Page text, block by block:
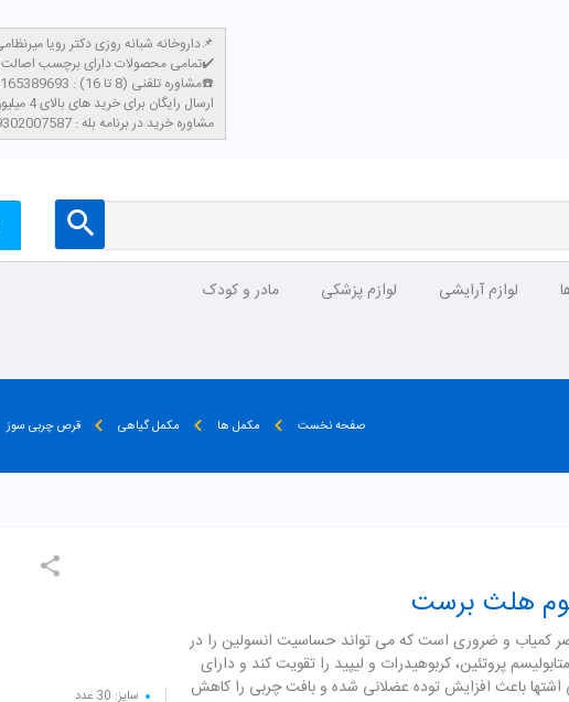
داروخانه شبانه روزی دکتر رویا میرنظامی📌
تمامی محصولات دارای برچسب اصالت کالا و سیب سلامت میباشند✔️
مشاوره تلفنی (8 تا 16) : 02165389693☎️
​ارسال رایگان برای خرید های بالای 4 میلیون تومان با پست پیشتاز
مشاوره خرید در برنامه بله : 09302007587
لوازم آرایشی لوازم پزشکی مادر و کودک
صفحه نخست مکمل ها مکمل گیاهی قرص چربی سوز
سایز: 30 عدد
هلث برست
کمیاب و ضروری است که می تواند حساسیت انسولین را در
پروتئین، کربوهیدرات و لیپید را تقویت کند و دارای
اشتها باعث افزایش توده عضلانی شده و بافت چربی را کاهش